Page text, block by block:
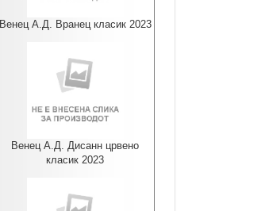
Венец А.Д. Вранец класик 2023
Венец А.Д. Дисанн црвено
класик 2023